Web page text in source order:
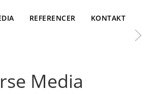
REFERENCER KONTAKT
Media